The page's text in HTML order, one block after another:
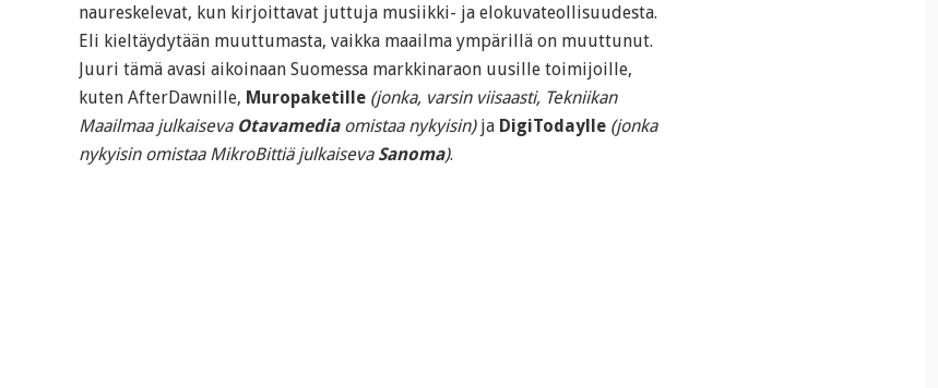
naureskelevat, kun kirjoittavat juttuja musiikki- ja elokuvateollisuudesta.
Eli kieltäydytään muuttumasta, vaikka maailma ympärillä on muuttunut.
Juuri tämä avasi aikoinaan Suomessa markkinaraon uusille toimijoille,
kuten AfterDawnille, Muropaketille (jonka, varsin viisaasti, Tekniikan
Maailmaa julkaiseva Otavamediaomistaa nykyisin)ja DigiTodaylle (jonka
nykyisin omistaa MikroBittiä julkaiseva Sanoma).